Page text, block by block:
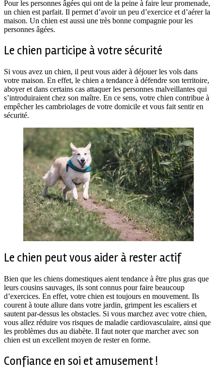
Pour les personnes âgées qui ont de la peine à faire leur promenade,
un chien est parfait. Il permet d’avoir un peu d’exercice et d’aérer la
maison. Un chien est aussi une très bonne compagnie pour les
personnes âgées.
Le chien participe à votre sécurité
Si vous avez un chien, il peut vous aider à déjouer les vols dans
votre maison. En effet, le chien a tendance à défendre son territoire,
aboyer et dans certains cas attaquer les personnes malveillantes qui
s’introduiraient chez son maître. En ce sens, votre chien contribue à
empêcher les cambriolages de votre domicile et vous fait sentir en
sécurité.
Le chien peut vous aider à rester actif
Bien que les chiens domestiques aient tendance à être plus gras que
leurs cousins sauvages, ils sont connus pour faire beaucoup
d’exercices. En effet, votre chien est toujours en mouvement. Ils
courent à toute allure dans votre jardin, grimpent les escaliers et
sautent par-dessus les obstacles. Si vous marchez avec votre chien,
vous allez réduire vos risques de maladie cardiovasculaire, ainsi que
les problèmes dus au diabète. Il faut noter que marcher avec son
chien est un excellent moyen de rester en forme.
Confiance en soi et amusement !